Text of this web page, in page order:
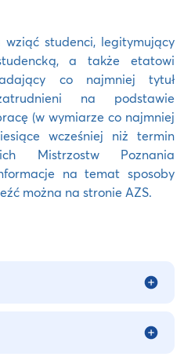
studenci, legitymujący
a także etatowi
co najmniej tytuł
na podstawie
(w wymiarze co najmniej
wcześniej niż termin
Mistrzostw Poznania
na temat sposoby
można na stronie AZS.